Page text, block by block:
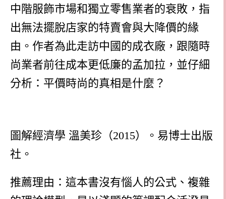
中階服飾市場和獨立零售業者的衰敗，指
出無法擺脫店家的特賣會與大降價的緣
由。作者為此走訪中國的成衣廠，跟隨時
尚業者前往成本更低廉的孟加拉，並仔細
分析：平價時尚的真相是什麼？
圖解經濟學 溫美珍（2015）。易博士出版
社。
推薦理由：這本書沒有惱人的公式、複雜